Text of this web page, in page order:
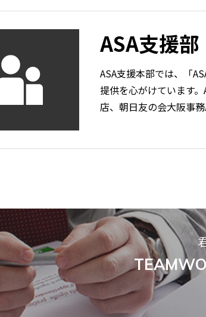
ASA支援部
ASA支援本部では、「
提供を心がけています
店、朝日友の会大阪事